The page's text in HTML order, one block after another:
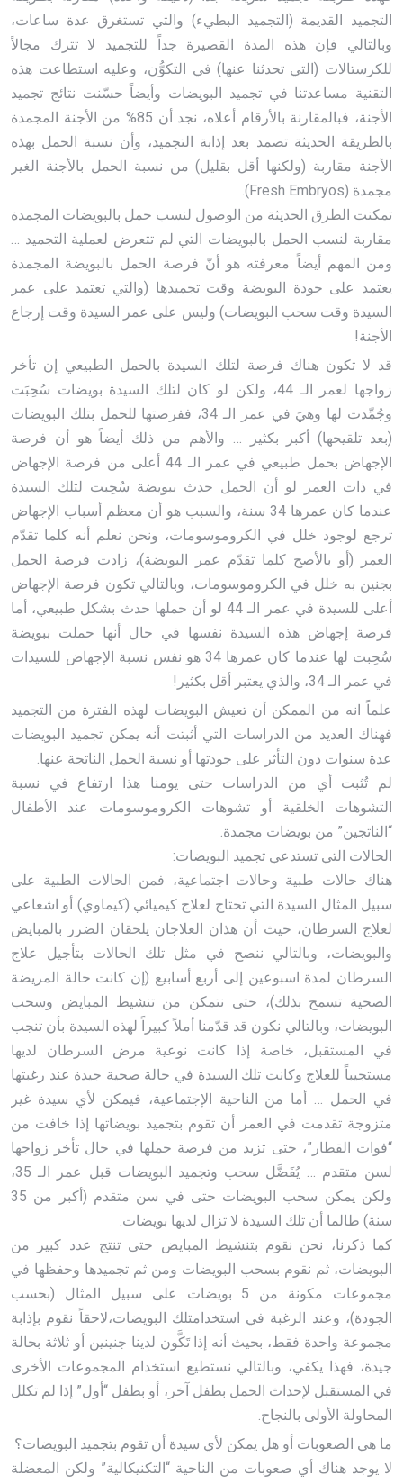
التجميد القديمة (التجميد البطيء) والتي تستغرق عدة ساعات،
وبالتالي فإن هذه المدة القصيرة جداً للتجميد لا تترك مجالاً
للكرستالات (التي تحدثنا عنها) في التكوُّن، وعليه استطاعت هذه
التقنية مساعدتنا في تجميد البويضات وأيضاً حسّنت نتائج تجميد
الأجنة، فبالمقارنة بالأرقام أعلاه، نجد أن 85% من الأجنة المجمدة
بالطريقة الحديثة تصمد بعد إذابة التجميد، وأن نسبة الحمل بهذه
الأجنة مقاربة (ولكنها أقل بقليل) من نسبة الحمل بالأجنة الغير
مجمدة (Fresh Embryos).
تمكنت الطرق الحديثة من الوصول لنسب حمل بالبويضات المجمدة
مقاربة لنسب الحمل بالبويضات التي لم تتعرض لعملية التجميد …
ومن المهم أيضاً معرفته هو أنّ فرصة الحمل بالبويضة المجمدة
يعتمد على جودة البويضة وقت تجميدها (والتي تعتمد على عمر
السيدة وقت سحب البويضات) وليس على عمر السيدة وقت إرجاع
الأجنة!
قد لا تكون هناك فرصة لتلك السيدة بالحمل الطبيعي إن تأخر
زواجها لعمر الـ 44، ولكن لو كان لتلك السيدة بويضات سُحِبَت
وجُمِّدت لها وهيَ في عمر الـ 34، ففرصتها للحمل بتلك البويضات
(بعد تلقيحها) أكبر بكثير … والأهم من ذلك أيضاً هو أن فرصة
الإجهاض بحمل طبيعي في عمر الـ 44 أعلى من فرصة الإجهاض
في ذات العمر لو أن الحمل حدث ببويضة سُحِبت لتلك السيدة
عندما كان عمرها 34 سنة، والسبب هو أن معظم أسباب الإجهاض
ترجع لوجود خلل في الكروموسومات، ونحن نعلم أنه كلما تقدّم
العمر (أو بالأصح كلما تقدّم عمر البويضة)، زادت فرصة الحمل
بجنين به خلل في الكروموسومات، وبالتالي تكون فرصة الإجهاض
أعلى للسيدة في عمر الـ 44 لو أن حملها حدث بشكل طبيعي، أما
فرصة إجهاض هذه السيدة نفسها في حال أنها حملت ببويضة
سُحِبت لها عندما كان عمرها 34 هو نفس نسبة الإجهاض للسيدات
في عمر الـ 34، والذي يعتبر أقل بكثير!
علماً انه من الممكن أن تعيش البويضات لهذه الفترة من التجميد
فهناك العديد من الدراسات التي أثبتت أنه يمكن تجميد البويضات
عدة سنوات دون التأثر على جودتها أو نسبة الحمل الناتجة عنها.
لم تُثبت أي من الدراسات حتى يومنا هذا ارتفاع في نسبة
التشوهات الخلقية أو تشوهات الكروموسومات عند الأطفال
“الناتجين” من بويضات مجمدة.
الحالات التي تستدعي تجميد البويضات:
هناك حالات طبية وحالات اجتماعية، فمن الحالات الطبية على
سبيل المثال السيدة التي تحتاج لعلاج كيميائي (كيماوي) أو اشعاعي
لعلاج السرطان، حيث أن هذان العلاجان يلحقان الضرر بالمبايض
والبويضات، وبالتالي ننصح في مثل تلك الحالات بتأجيل علاج
السرطان لمدة اسبوعين إلى أربع أسابيع (إن كانت حالة المريضة
الصحية تسمح بذلك)، حتى نتمكن من تنشيط المبايض وسحب
البويضات، وبالتالي نكون قد قدّمنا أملاً كبيراً لهذه السيدة بأن تنجب
في المستقبل، خاصة إذا كانت نوعية مرض السرطان لديها
مستجيباً للعلاج وكانت تلك السيدة في حالة صحية جيدة عند رغبتها
في الحمل … أما من الناحية الإجتماعية، فيمكن لأي سيدة غير
متزوجة تقدمت في العمر أن تقوم بتجميد بويضاتها إذا خافت من
“فوات القطار”، حتى تزيد من فرصة حملها في حال تأخر زواجها
لسن متقدم … يُفَضَّل سحب وتجميد البويضات قبل عمر الـ 35،
ولكن يمكن سحب البويضات حتى في سن متقدم (أكبر من 35
سنة) طالما أن تلك السيدة لا تزال لديها بويضات.
كما ذكرنا، نحن نقوم بتنشيط المبايض حتى تنتج عدد كبير من
البويضات، ثم نقوم بسحب البويضات ومن ثم تجميدها وحفظها في
مجموعات مكونة من 5 بويضات على سبيل المثال (بحسب
الجودة)، وعند الرغبة في استخدامتلك البويضات،لاحقاً نقوم بإذابة
مجموعة واحدة فقط، بحيث أنه إذا تَكَّون لدينا جنينين أو ثلاثة بحالة
جيدة، فهذا يكفي، وبالتالي نستطيع استخدام المجموعات الأخرى
في المستقبل لإحداث الحمل بطفل آخر، أو بطفل “أول” إذا لم تكلل
المحاولة الأولى بالنجاح.
ما هي الصعوبات أو هل يمكن لأي سيدة أن تقوم بتجميد البويضات؟
لا يوجد هناك أي صعوبات من الناحية “التكنيكالية” ولكن المعضلة